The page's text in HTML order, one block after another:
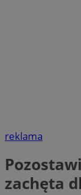
reklama
zachęta